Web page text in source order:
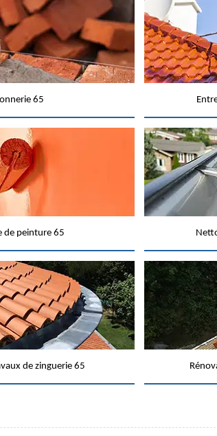
65
de peinture 65
de zinguerie 65